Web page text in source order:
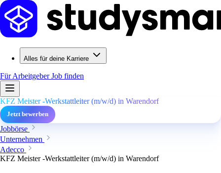
Alles für deine Karriere
Für ArbeitgeberJob finden
KFZ Meister -Werkstattleiter (m/w/d) in Warendorf
Jetzt bewerben
Jobbörse
Unternehmen
Adecco
KFZ Meister -Werkstattleiter (m/w/d) in Warendorf